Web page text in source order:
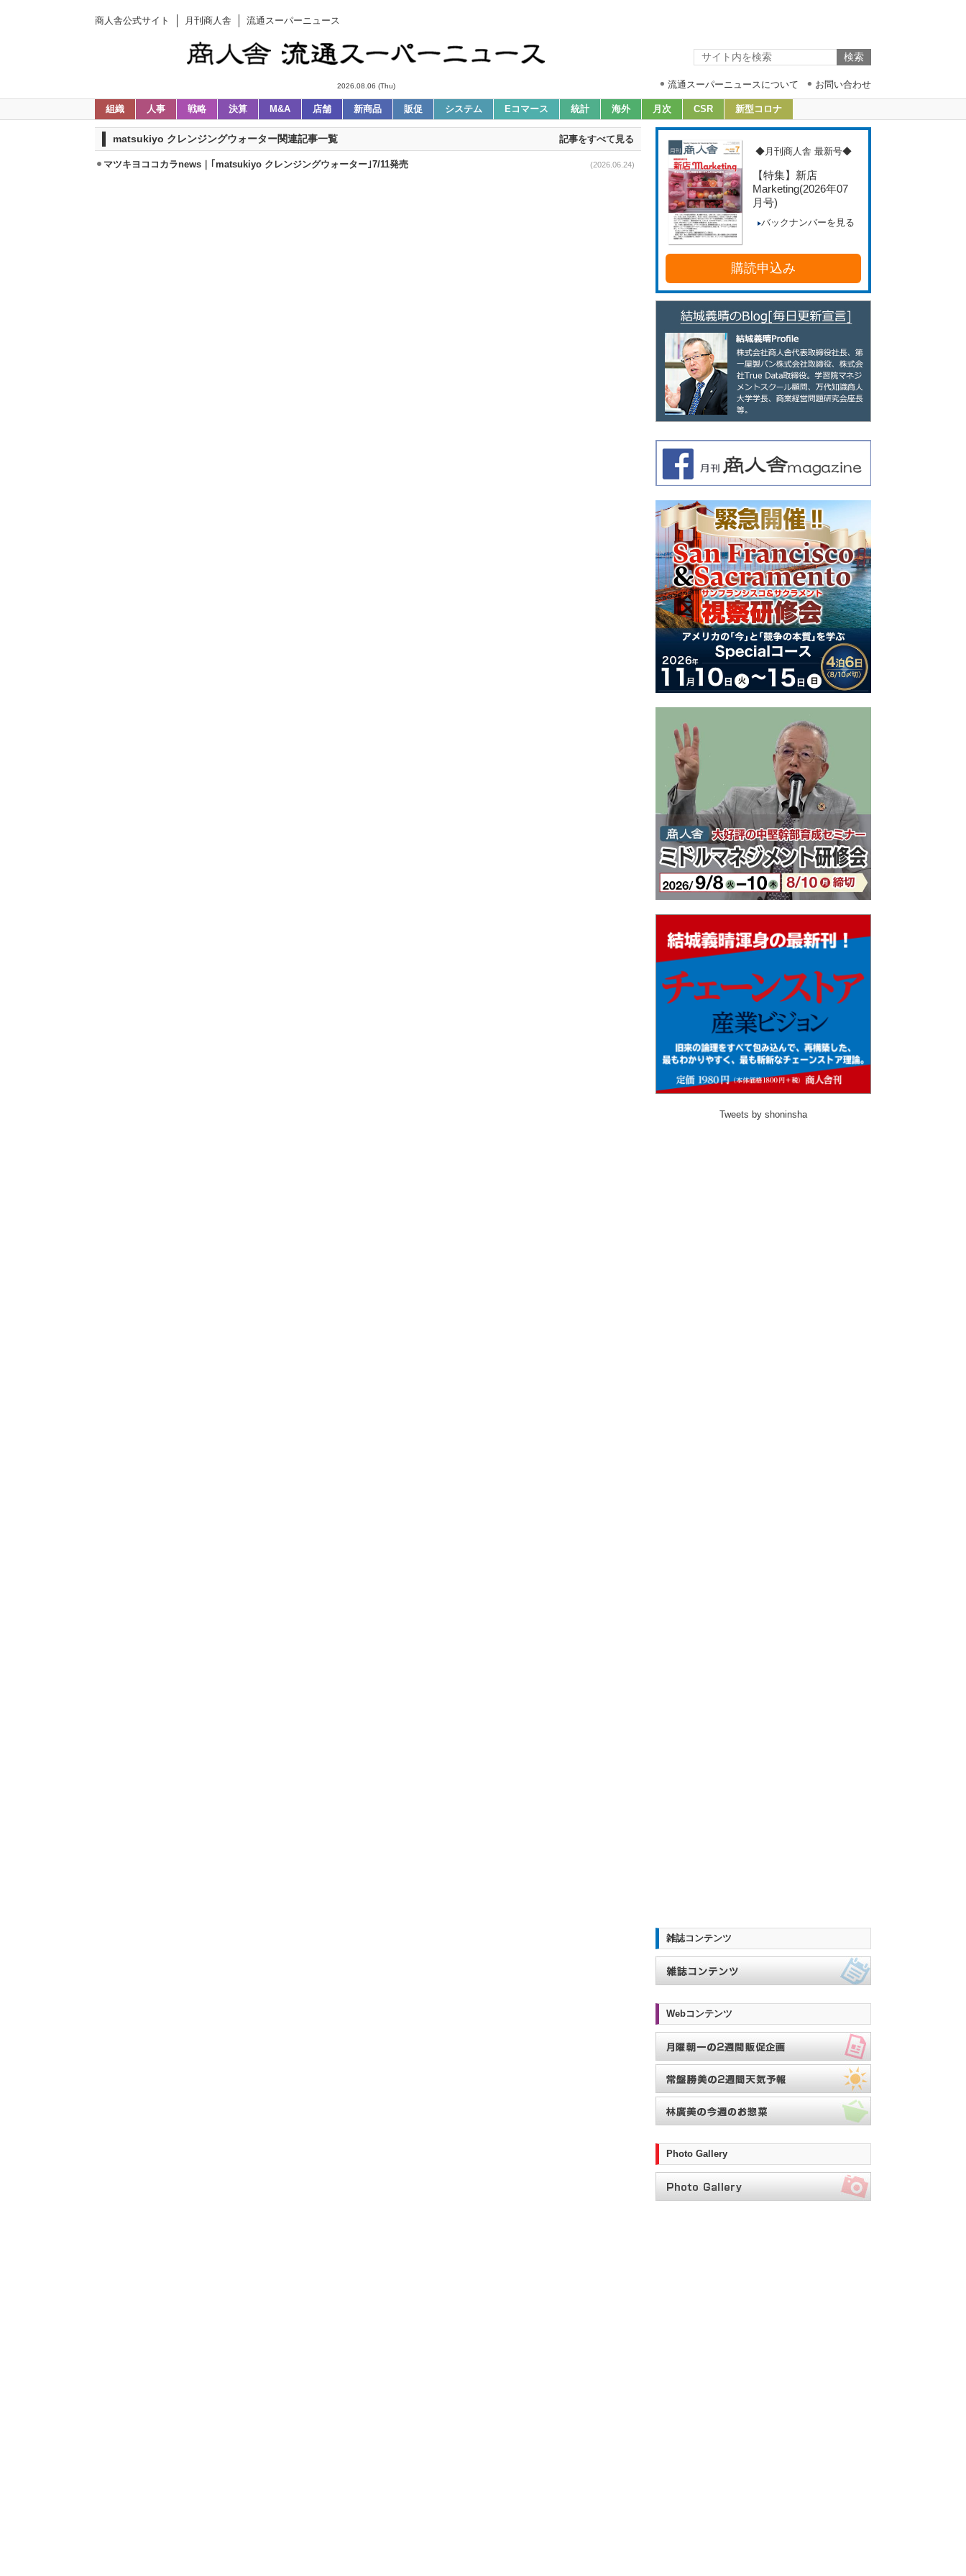
商人舎公式サイト 月刊商人舎 流通スーパーニュース
2026.08.06 (Thu) 流通スーパーニュースについて お問い合わせ
組織 人事 戦略 決算 M&A 店舗 新商品 販促 システム Eコマース 統計 海外 月次 CSR 新型コロナ
matsukiyo クレンジングウォーター関連記事一覧 記事をすべて見る
マツキヨココカラnews｜｢matsukiyo クレンジングウォーター｣7/11発売 (2026.06.24)
◆月刊商人舎 最新号◆
【特集】新店
Marketing(2026年07
月号)
バックナンバーを見る
購読申込み
Tweets by shoninsha
雑誌コンテンツ
Webコンテンツ
Photo Gallery